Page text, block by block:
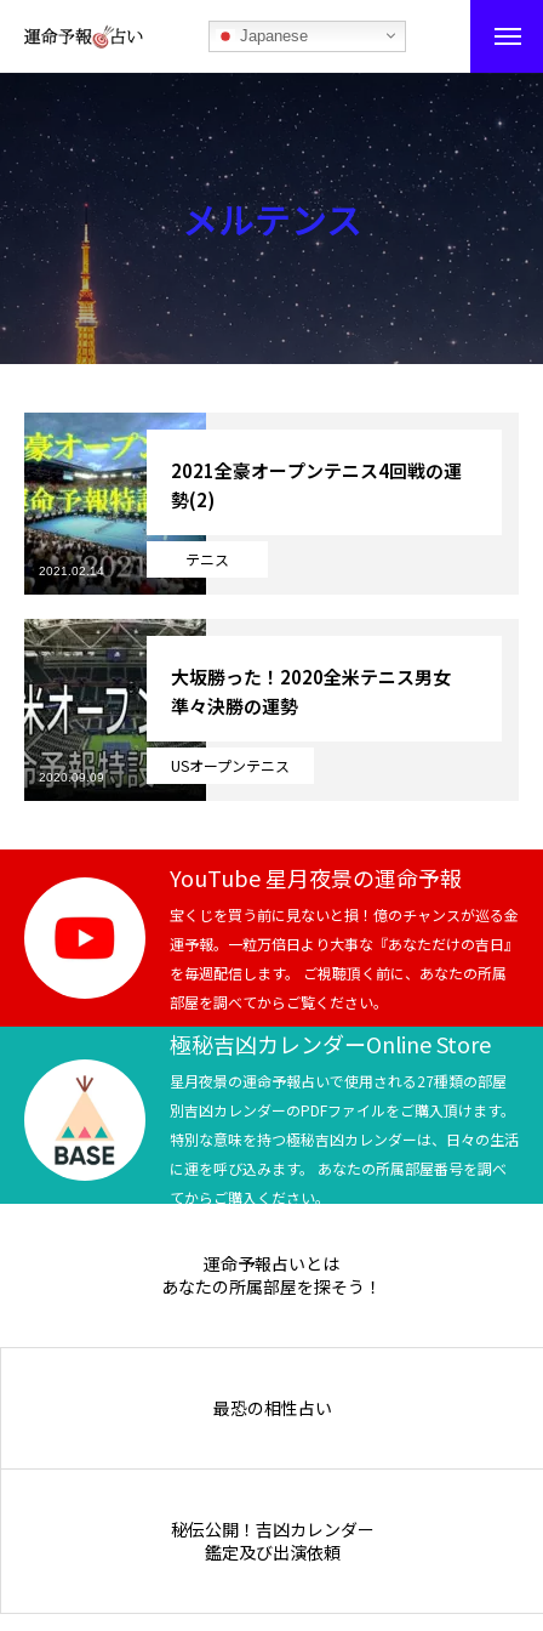
Japanese
運命予報占い
運命予報占いとは
あなたの所属部屋を探そう！
最恐の相性占い
秘伝公開！吉凶カレンダー
記事カテゴリー
ブログ
お知らせ
芸能界
テニス
スポーツ
競馬
テニス四大大会・五輪
テニス四大大会・五輪
鑑定及び出演依頼
YouTube
Online Store
メルテンス
テニス
2021全豪オープンテニス4回戦の運
勢(2)
2021.02.14
USオープンテニス
大坂勝った！2020全米テニス男女
準々決勝の運勢
2020.09.09
YouTube 星月夜景の運命予報
宝くじを買う前に見ないと損！億のチャンスが巡る金
運予報。一粒万倍日より大事な『あなただけの吉日』
を毎週配信します。 ご視聴頂く前に、あなたの所属
部屋を調べてからご覧ください。
極秘吉凶カレンダーOnline Store
星月夜景の運命予報占いで使用される27種類の部屋
別吉凶カレンダーのPDFファイルをご購入頂けます。
特別な意味を持つ極秘吉凶カレンダーは、日々の生活
に運を呼び込みます。 あなたの所属部屋番号を調べ
てからご購入ください。
運命予報占いとは
あなたの所属部屋を探そう！
最恐の相性占い
秘伝公開！吉凶カレンダー
鑑定及び出演依頼